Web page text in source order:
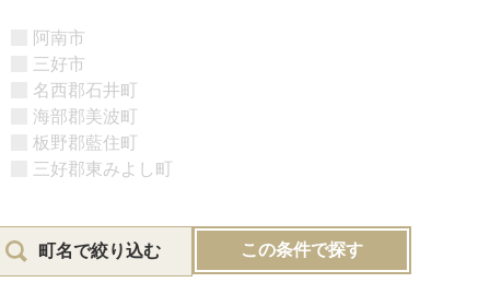
阿南市
三好市
名西郡石井町
海部郡美波町
板野郡藍住町
三好郡東みよし町
町名で絞り込む この条件で探す